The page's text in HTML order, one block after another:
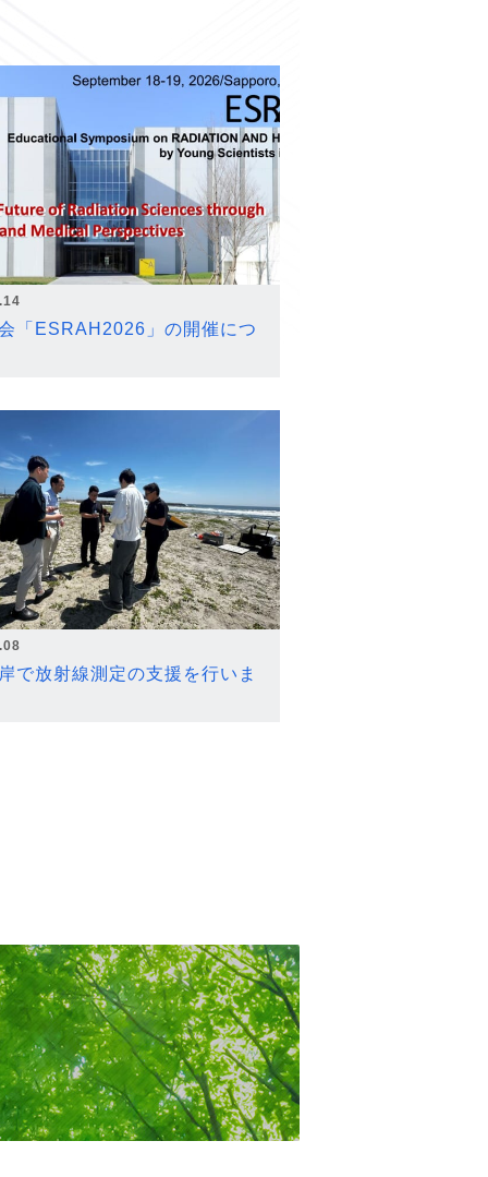
「ESRAH2026」の開催につ
で放射線測定の支援を行いま